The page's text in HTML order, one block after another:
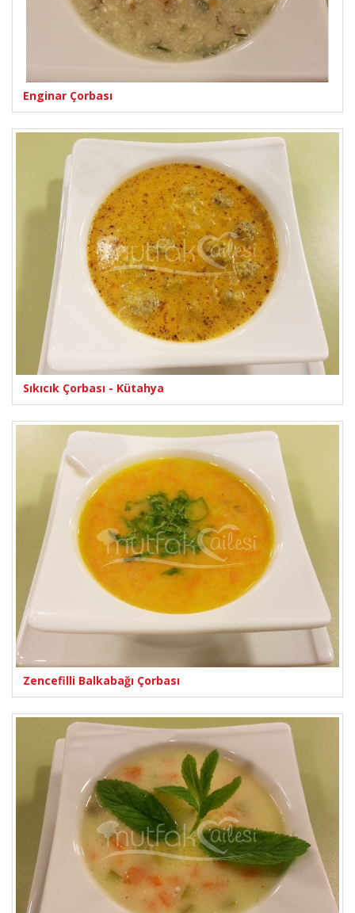
Enginar Çorbası
Sıkıcık Çorbası - Kütahya
Zencefilli Balkabağı Çorbası